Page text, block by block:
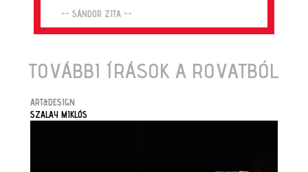
-- SÁNDOR ZITA --
TOVÁBBI ÍRÁSOK A ROVATBÓL
ART&DESIGN
SZALAY MIKLÓS